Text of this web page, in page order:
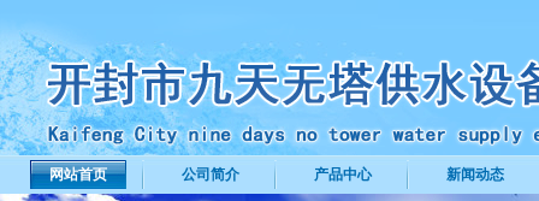
网站首页 公司简介 产品中心 新闻动态